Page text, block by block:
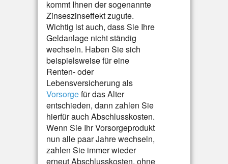
kommt Ihnen der sogenannte
Zinseszinseffekt zugute.
Wichtig ist auch, dass Sie Ihre
Geldanlage nicht ständig
wechseln. Haben Sie sich
beispielsweise für eine
Renten- oder
Lebensversicherung als
Vorsorgefür das Alter
entschieden, dann zahlen Sie
hierfür auch Abschlusskosten.
Wenn Sie Ihr Vorsorgeprodukt
nun alle paar Jahre wechseln,
zahlen Sie immer wieder
erneut Abschlusskosten, ohne